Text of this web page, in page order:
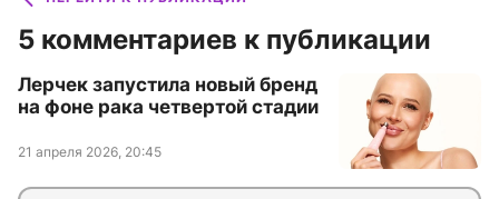
5 комментариев к публикации
Лерчек запустила новый бренд
на фоне рака четвертой стадии
21 апреля 2026, 20:45